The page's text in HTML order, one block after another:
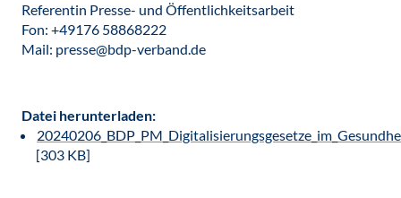
Referentin Presse- und Öffentlichkeitsarbeit
Fon: +49176 58868222
Mail: presse@bdp-verband.de
Datei herunterladen:
[303 KB]